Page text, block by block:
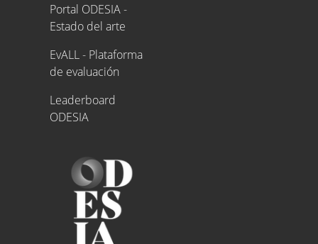
Portal ODESIA -
Estado del arte
EvALL - Plataforma
de evaluación
Leaderboard
ODESIA